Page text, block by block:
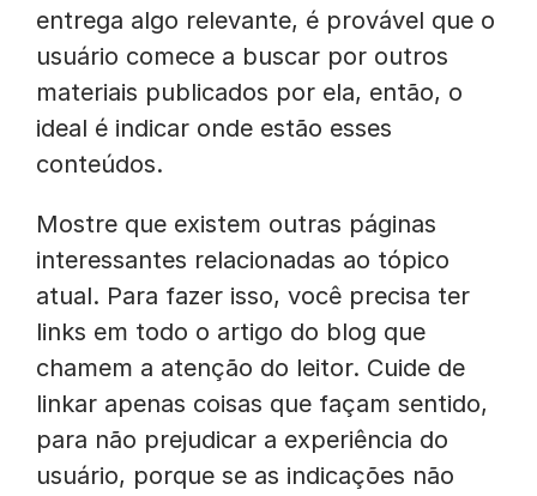
entrega algo relevante, é provável que o
usuário comece a buscar por outros
materiais publicados por ela, então, o
ideal é indicar onde estão esses
conteúdos.
Mostre que existem outras páginas
interessantes relacionadas ao tópico
atual. Para fazer isso, você precisa ter
links em todo o artigo do blog que
chamem a atenção do leitor. Cuide de
linkar apenas coisas que façam sentido,
para não prejudicar a experiência do
usuário, porque se as indicações não